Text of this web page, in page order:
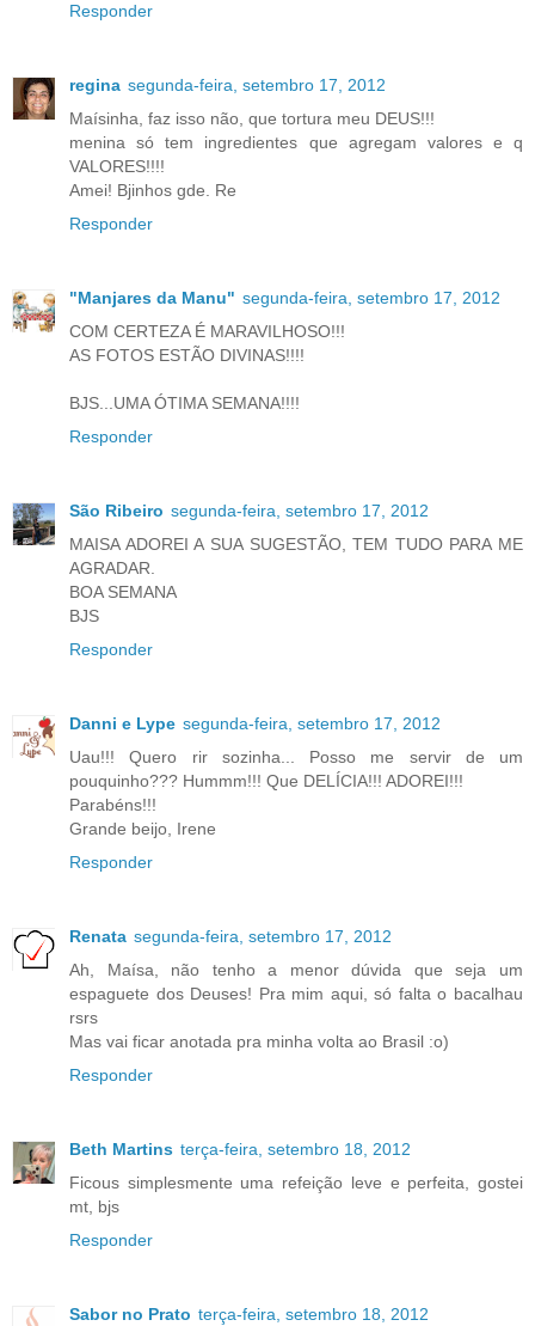
Responder
regina segunda-feira, setembro 17, 2012
Maísinha, faz isso não, que tortura meu DEUS!!!
menina só tem ingredientes que agregam valores e q
VALORES!!!!
Amei! Bjinhos gde. Re
Responder
"Manjares da Manu" segunda-feira, setembro 17, 2012
COM CERTEZA É MARAVILHOSO!!!
AS FOTOS ESTÃO DIVINAS!!!!
BJS...UMA ÓTIMA SEMANA!!!!
Responder
São Ribeiro segunda-feira, setembro 17, 2012
MAISA ADOREI A SUA SUGESTÃO, TEM TUDO PARA ME
AGRADAR.
BOA SEMANA
BJS
Responder
Danni e Lype segunda-feira, setembro 17, 2012
Uau!!! Quero rir sozinha... Posso me servir de um
pouquinho??? Hummm!!! Que DELÍCIA!!! ADOREI!!!
Parabéns!!!
Grande beijo, Irene
Responder
Renata segunda-feira, setembro 17, 2012
Ah, Maísa, não tenho a menor dúvida que seja um
espaguete dos Deuses! Pra mim aqui, só falta o bacalhau
rsrs
Mas vai ficar anotada pra minha volta ao Brasil :o)
Responder
Beth Martins terça-feira, setembro 18, 2012
Ficous simplesmente uma refeição leve e perfeita, gostei
mt, bjs
Responder
Sabor no Prato terça-feira, setembro 18, 2012